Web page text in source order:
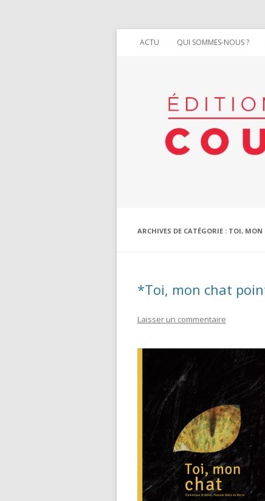
ACTU QUI SOMMES-NOUS ?
ARCHIVES DE CATÉGORIE : TOI, MON
*Toi, mon chat
Laisser un commentaire